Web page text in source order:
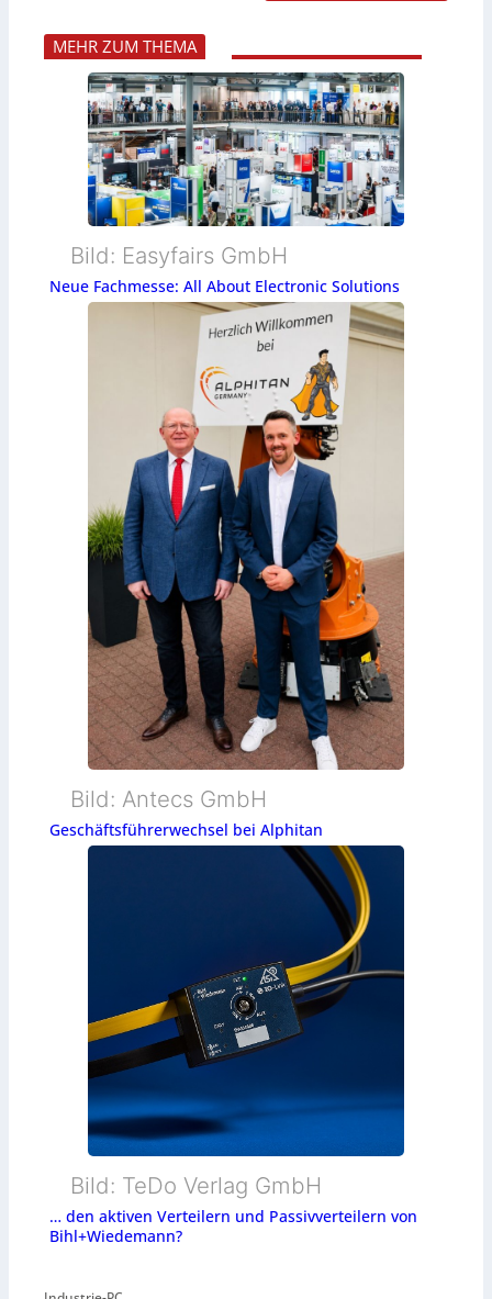
MEHR ZUM THEMA
Bild: Easyfairs GmbH
Neue Fachmesse: All About Electronic Solutions
Bild: Antecs GmbH
Geschäftsführerwechsel bei Alphitan
Bild: TeDo Verlag GmbH
… den aktiven Verteilern und Passivverteilern von
Bihl+Wiedemann?